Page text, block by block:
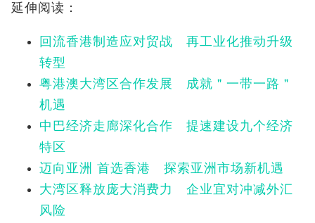
延伸阅读：
回流香港制造应对贸战 再工业化推动升级
转型
粤港澳大湾区合作发展 成就＂一带一路＂
机遇
中巴经济走廊深化合作 提速建设九个经济
特区
迈向亚洲 首选香港 探索亚洲市场新机遇
大湾区释放庞大消费力 企业宜对冲减外汇
风险